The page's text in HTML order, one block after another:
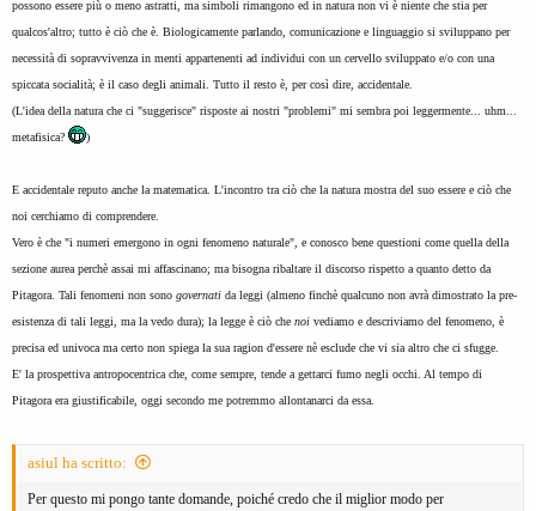
possono essere più o meno astratti, ma simboli rimangono ed in natura non vi è niente che stia per
qualcos'altro; tutto è ciò che è. Biologicamente parlando, comunicazione e linguaggio si sviluppano per
necessità di sopravvivenza in menti appartenenti ad individui con un cervello sviluppato e/o con una
spiccata socialità; è il caso degli animali. Tutto il resto è, per così dire, accidentale.
(L'idea della natura che ci "suggerisce" risposte ai nostri "problemi" mi sembra poi leggermente... uhm...
metafisica?
)
E accidentale reputo anche la matematica. L'incontro tra ciò che la natura mostra del suo essere e ciò che
noi cerchiamo di comprendere.
Vero è che "i numeri emergono in ogni fenomeno naturale", e conosco bene questioni come quella della
sezione aurea perchè assai mi affascinano; ma bisogna ribaltare il discorso rispetto a quanto detto da
Pitagora. Tali fenomeni non sono governati da leggi (almeno finchè qualcuno non avrà dimostrato la pre-
esistenza di tali leggi, ma la vedo dura); la legge è ciò che noi vediamo e descriviamo del fenomeno, è
precisa ed univoca ma certo non spiega la sua ragion d'essere nè esclude che vi sia altro che ci sfugge.
E' la prospettiva antropocentrica che, come sempre, tende a gettarci fumo negli occhi. Al tempo di
Pitagora era giustificabile, oggi secondo me potremmo allontanarci da essa.
asiul ha scritto:
Per questo mi pongo tante domande, poiché credo che il miglior modo per